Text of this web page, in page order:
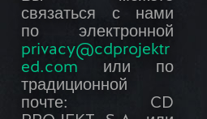
связаться с нами
по электронной
privacy@cdprojektr
ed.com или по
традиционной
почте: CD